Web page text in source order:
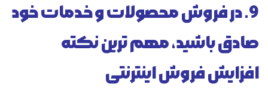
9. در فروش محصولات و خدمات خود
صادق باشید، مهم ترین نکته
افزایش فروش اینترنتی